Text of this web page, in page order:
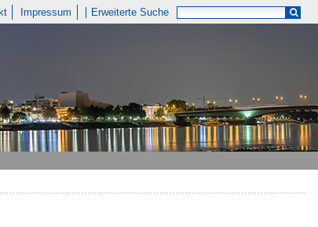
Impressum Erweiterte Suche